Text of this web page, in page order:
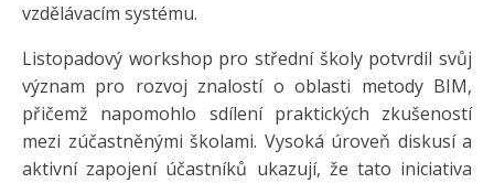
vzdělávacím systému.
Listopadový workshop pro střední školy potvrdil svůj
význam pro rozvoj znalostí o oblasti metody BIM,
přičemž napomohlo sdílení praktických zkušeností
mezi zúčastněnými školami. Vysoká úroveň diskusí a
aktivní zapojení účastníků ukazují, že tato iniciativa